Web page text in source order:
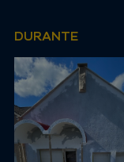
DURANTE